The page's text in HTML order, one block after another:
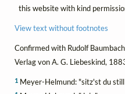
this website with kind
View text without footnotes
Confirmed with Rudolf
Verlag von A. G. Liebeskind,
1Meyer-Helmund: "sitz'st du